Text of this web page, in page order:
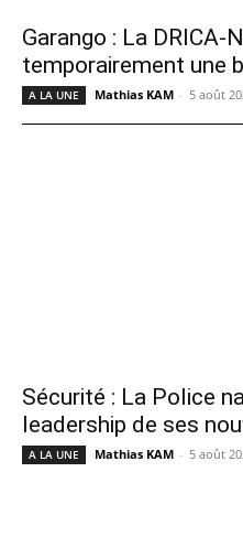
Garango : La DRICA-
temporairement une
A LA UNE Mathias KAM - 5 août
Sécurité : La Police
leadership de ses
A LA UNE Mathias KAM - 5 août